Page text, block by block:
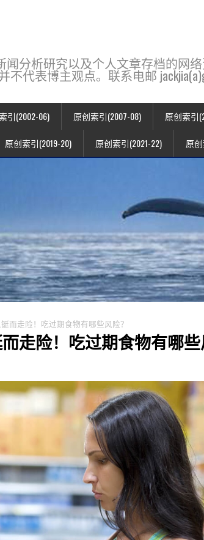
新闻分析研究以及个人文章存档的
代表博主观点。联系电邮
引(2002-06) 原创索引(2007-08) 原创索引
原创索引(2019-20) 原创索引(2021-22) 原
而走险！吃过期食物有哪些风险？
走险！吃过期食物有哪